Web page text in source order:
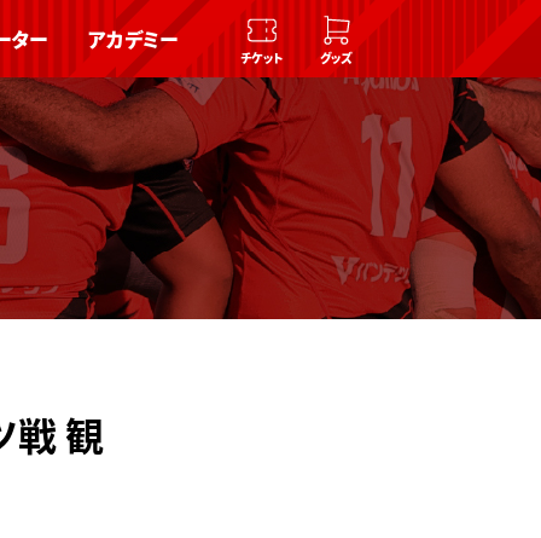
ター アカデミー
チケット グッズ
戦 観